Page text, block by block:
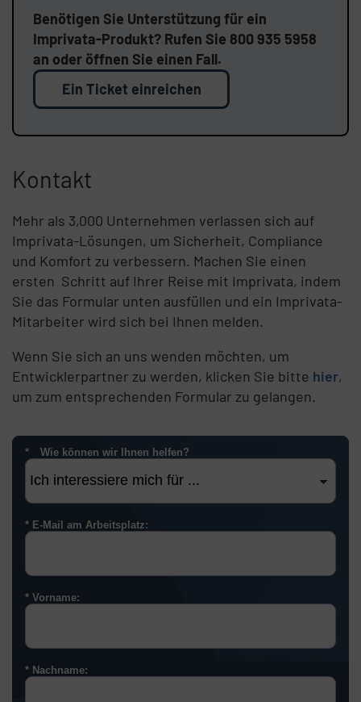
Benötigen Sie Unterstützung für ein
Imprivata-Produkt? Rufen Sie 800 935 5958
an oder öffnen Sie einen Fall.
Ein Ticket einreichen
Kontakt
Mehr als 3,000 Unternehmen verlassen sich auf
Imprivata-Lösungen, um Sicherheit, Compliance
und Komfort zu verbessern. Machen Sie einen
ersten Schritt auf Ihrer Reise mit Imprivata, indem
Sie das Formular unten ausfüllen und ein Imprivata-
Mitarbeiter wird sich bei Ihnen melden.
Wenn Sie sich an uns wenden möchten, um
Entwicklerpartner zu werden, klicken Sie bitte hier,
um zum entsprechenden Formular zu gelangen.
Wie können wir Ihnen helfen?
E-Mail am Arbeitsplatz:
Vorname:
Nachname: